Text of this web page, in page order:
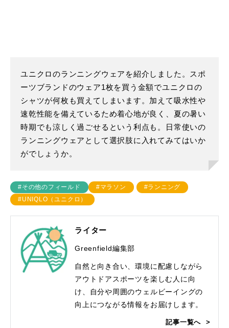
ユニクロのランニングウェアを紹介しました。スポ
ーツブランドのウェア1枚を買う金額でユニクロの
シャツが何枚も買えてしまいます。加えて吸水性や
速乾性能を備えているため着心地が良く、夏の暑い
時期でも涼しく過ごせるという利点も。日常使いの
ランニングウェアとして選択肢に入れてみてはいか
がでしょうか。
#その他のフィールド #マラソン
#ランニング
#UNIQLO（ユニクロ）
ライター
Greenfield編集部
自然と向き合い、環境に配慮しながら
アウトドアスポーツを楽しむ人に向
け、自分や周囲のウェルビーイングの
向上につながる情報をお届けします。
記事一覧へ